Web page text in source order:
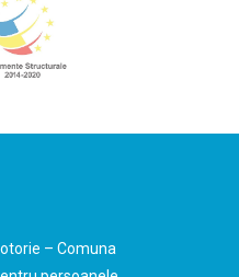
– Comuna